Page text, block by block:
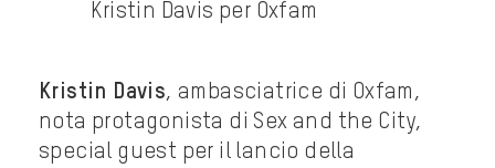
Kristin Davis per Oxfam
Kristin Davis, ambasciatrice di Oxfam,
nota protagonista di Sex and the City,
special guest per il lancio della